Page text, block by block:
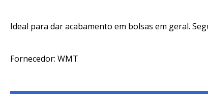
Ideal para dar acabamento em bolsas em geral.
Fornecedor: WMT